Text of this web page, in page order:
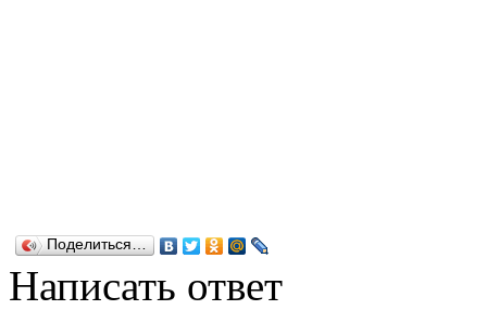
Поделиться…
Написать ответ